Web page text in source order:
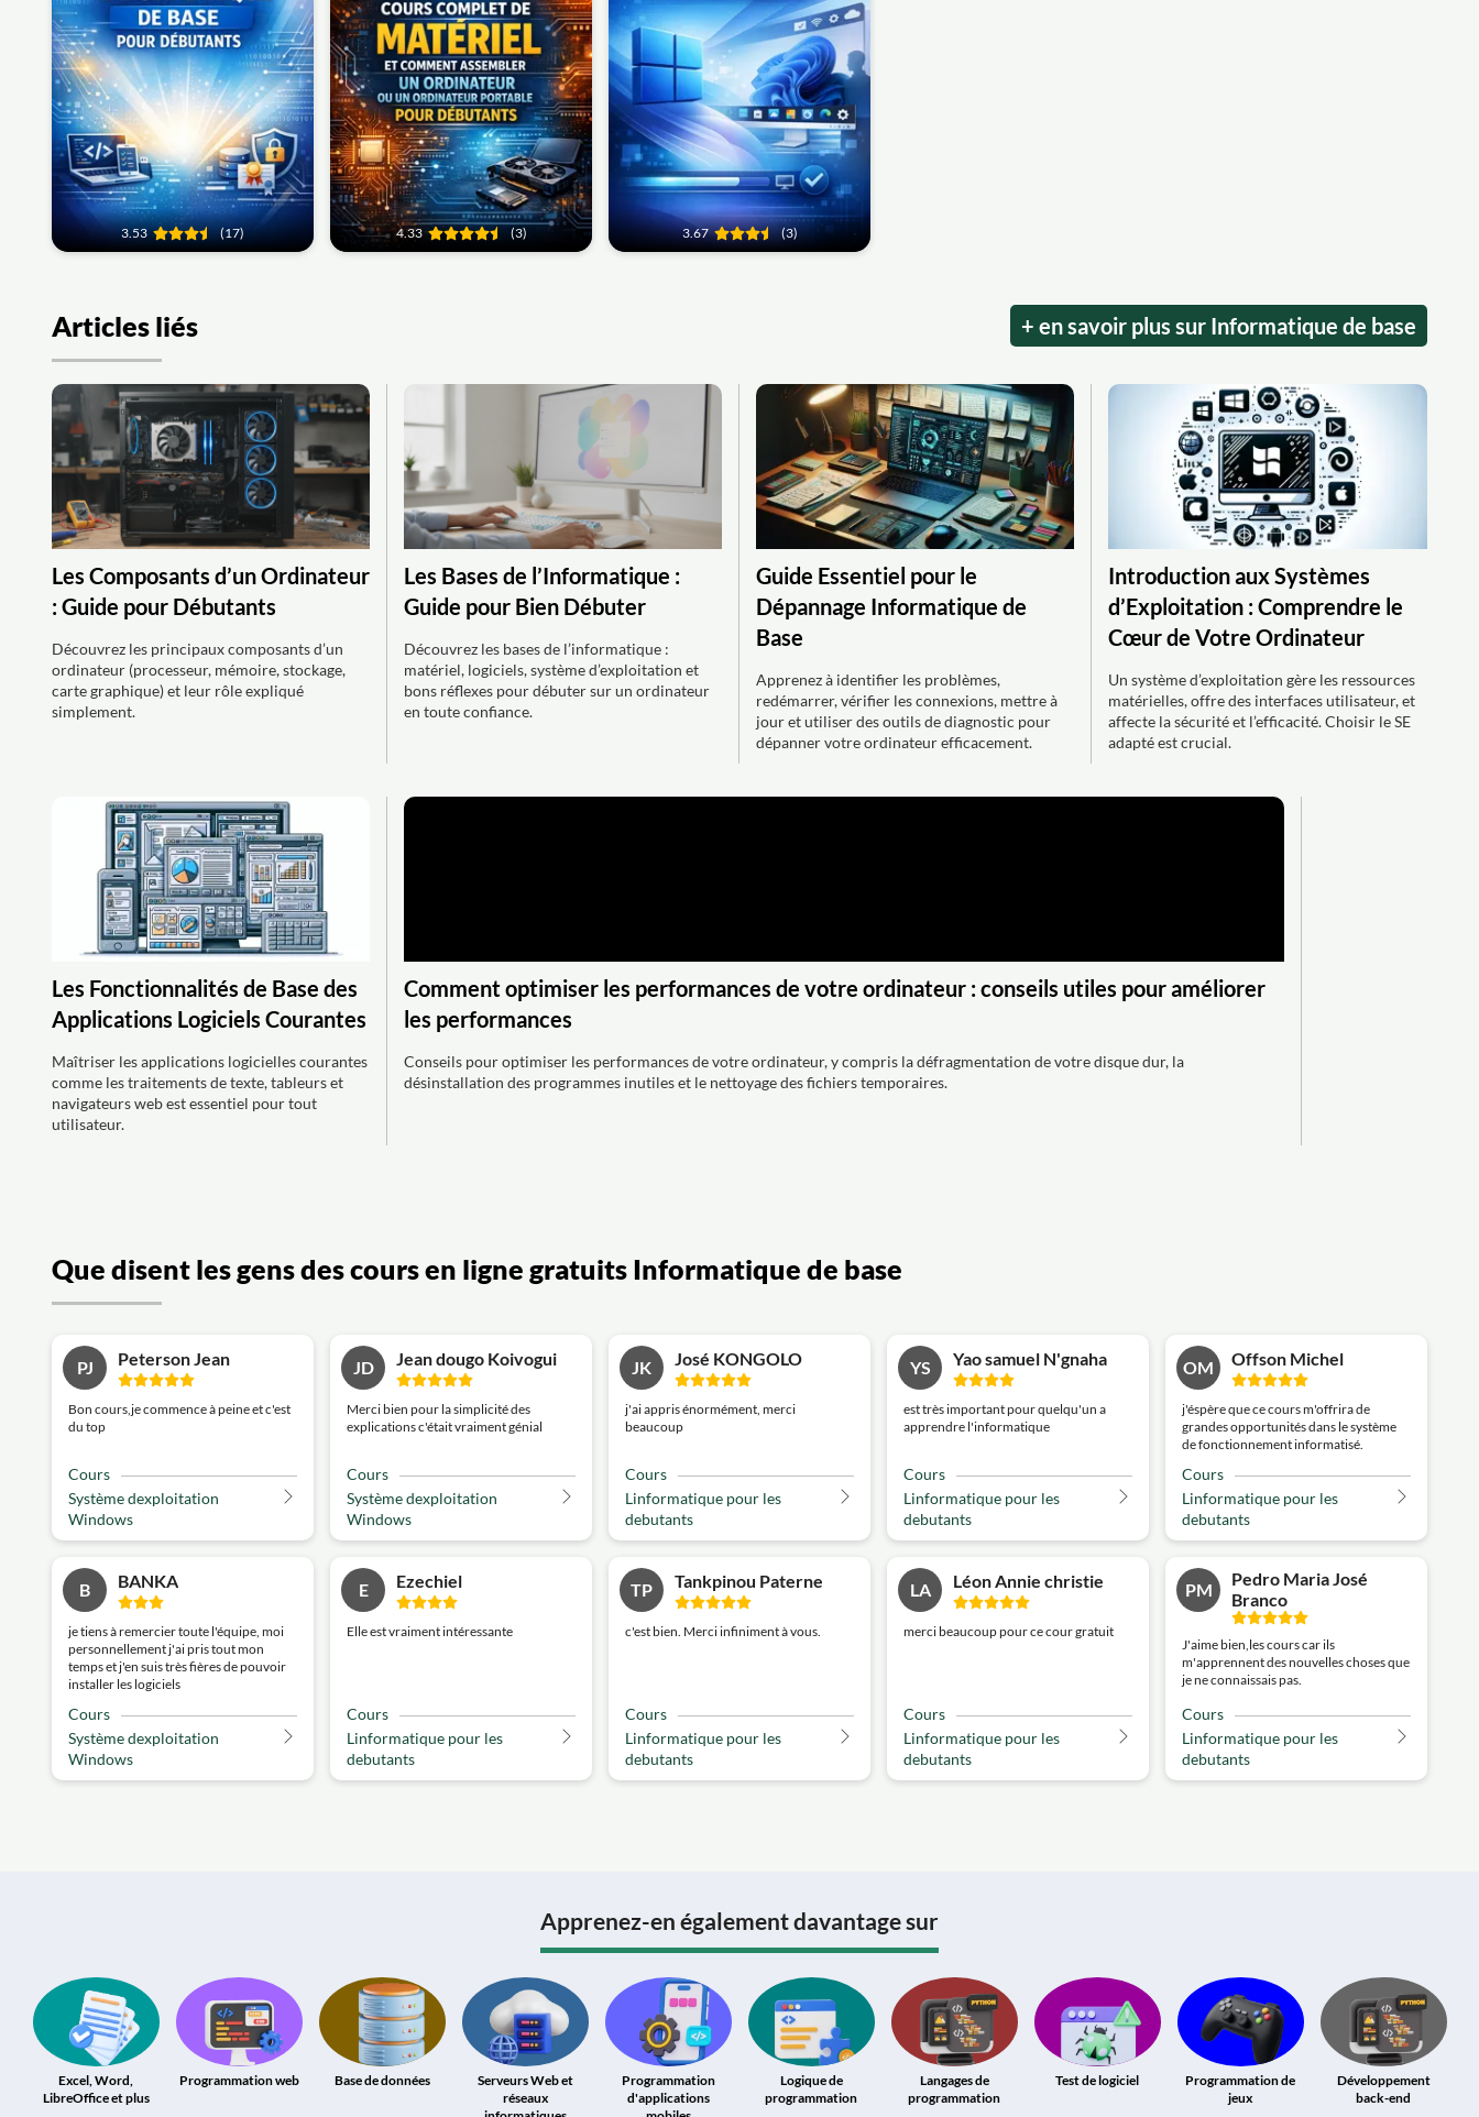
3.53 (17) 4.33 (3) 3.67 (3)
Articles liés + en savoir plus sur Informatique de base
Les Composants d’un Ordinateur
: Guide pour Débutants
Découvrez les principaux composants d’un
ordinateur (processeur, mémoire, stockage,
carte graphique) et leur rôle expliqué
simplement.
Les Bases de l’Informatique :
Guide pour Bien Débuter
Découvrez les bases de l’informatique :
matériel, logiciels, système d’exploitation et
bons réflexes pour débuter sur un ordinateur
en toute confiance.
Guide Essentiel pour le
Dépannage Informatique de
Base
Apprenez à identifier les problèmes,
redémarrer, vérifier les connexions, mettre à
jour et utiliser des outils de diagnostic pour
dépanner votre ordinateur efficacement.
Introduction aux Systèmes
d’Exploitation : Comprendre le
Cœur de Votre Ordinateur
Un système d’exploitation gère les ressources
matérielles, offre des interfaces utilisateur, et
affecte la sécurité et l’efficacité. Choisir le SE
adapté est crucial.
Les Fonctionnalités de Base des
Applications Logiciels Courantes
Maîtriser les applications logicielles courantes
comme les traitements de texte, tableurs et
navigateurs web est essentiel pour tout
utilisateur.
Comment optimiser les performances de votre ordinateur : conseils utiles pour améliorer
les performances
Conseils pour optimiser les performances de votre ordinateur, y compris la défragmentation de votre disque dur, la
désinstallation des programmes inutiles et le nettoyage des fichiers temporaires.
Que disent les gens des cours en ligne gratuits Informatique de base
PJ Peterson Jean
Bon cours,je commence à peine et c'est
du top
Cours
Système dexploitation
Windows
JD Jean dougo Koivogui
Merci bien pour la simplicité des
explications c'était vraiment génial
Cours
Système dexploitation
Windows
JK José KONGOLO
j'ai appris énormément, merci
beaucoup
Cours
Linformatique pour les
debutants
YS Yao samuel N'gnaha
est très important pour quelqu'un a
apprendre l'informatique
Cours
Linformatique pour les
debutants
OM Offson Michel
j'éspère que ce cours m'offrira de
grandes opportunités dans le système
de fonctionnement informatisé.
Cours
Linformatique pour les
debutants
B BANKA
je tiens à remercier toute l'équipe, moi
personnellement j'ai pris tout mon
temps et j'en suis très fières de pouvoir
installer les logiciels
Cours
Système dexploitation
Windows
E Ezechiel
Elle est vraiment intéressante
Cours
Linformatique pour les
debutants
TP Tankpinou Paterne
c'est bien. Merci infiniment à vous.
Cours
Linformatique pour les
debutants
LA Léon Annie christie
merci beaucoup pour ce cour gratuit
Cours
Linformatique pour les
debutants
PM
Pedro Maria José
Branco
J'aime bien,les cours car ils
m'apprennent des nouvelles choses que
je ne connaissais pas.
Cours
Linformatique pour les
debutants
Apprenez-en également davantage sur
Excel, Word,
LibreOffice et plus
Programmation web Base de données
Serveurs Web et
réseaux
Programmation
d'applications
Logique de
programmation
Langages de
programmation
Test de logiciel
Programmation de
jeux
Développement
back-end